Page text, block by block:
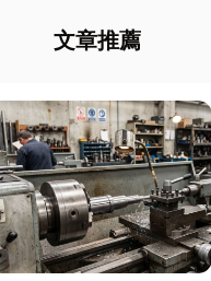
文章推薦